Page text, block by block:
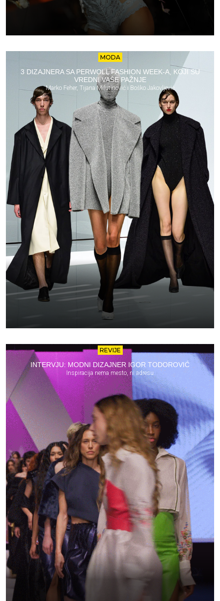
MODA
3 DIZAJNERA SA PERWOLL FASHION WEEK-A, KOJI SU
VREDNI VAŠE PAŽNJE
Marko Feher, Tijana Milutinović i Boško Jakovljević
REVIJE
INTERVJU: MODNI DIZAJNER IGOR TODOROVIĆ
Inspiracija nema mesto, ni adresu